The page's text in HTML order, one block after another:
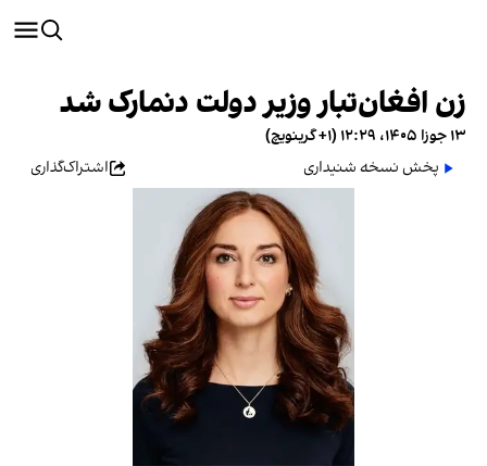
زن افغان‌تبار وزیر دولت دنمارک شد
۱۳ جوزا ۱۴۰۵، ۱۲:۲۹ (‎+۱ گرینویچ)
پخش نسخه شنیداری
اشتراک‌گذاری